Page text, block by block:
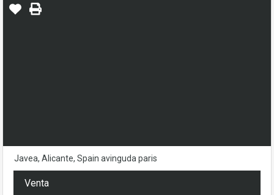
Javea, Alicante, Spain avinguda paris
Venta